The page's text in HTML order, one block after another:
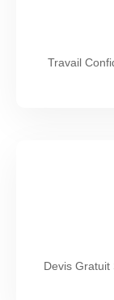
Travail
Devis Gratuit